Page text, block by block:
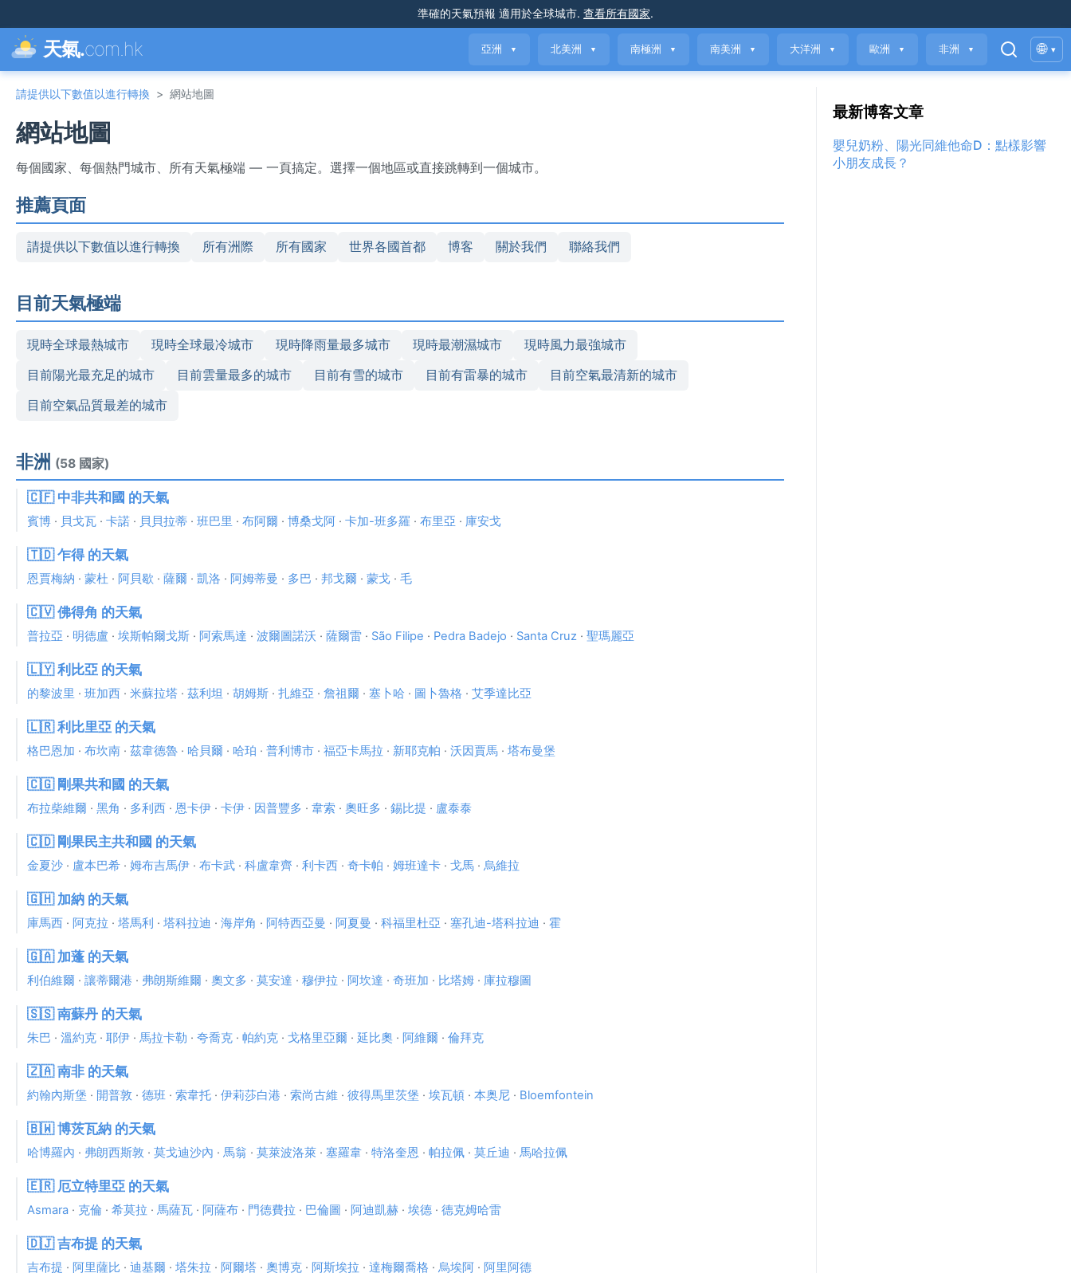
準確的天氣預報 適用於全球城市. 查看所有國家.
天氣.com.hk 亞洲 ▼ 北美洲 ▼ 南極洲 ▼ 南美洲 ▼ 大洋洲 ▼ 歐洲 ▼ 非洲 ▼ 🌐 ▾
請提供以下數值以進行轉換 > 網站地圖
網站地圖
每個國家、每個熱門城市、所有天氣極端 — 一頁搞定。選擇一個地區或直接跳轉到一個城市。
推薦頁面
請提供以下數值以進行轉換 所有洲際 所有國家 世界各國首都 博客 關於我們 聯絡我們
目前天氣極端
現時全球最熱城市 現時全球最冷城市 現時降雨量最多城市 現時最潮濕城市
現時風力最強城市
目前陽光最充足的城市
目前雲量最多的城市 目前有雪的城市 目前有雷暴的城市
目前空氣最清新的城市
目前空氣品質最差的城市
非洲 (58 國家)
🇨🇫 中非共和國 的天氣
賓博 · 貝戈瓦 · 卡諾 · 貝貝拉蒂 · 班巴里 · 布阿爾 · 博桑戈阿 · 卡加-班多羅 · 布里亞 · 庫安戈
🇹🇩 乍得 的天氣
恩賈梅納 · 蒙杜 · 阿貝歇 · 薩爾 · 凱洛 · 阿姆蒂曼 · 多巴 · 邦戈爾 · 蒙戈 · 毛
🇨🇻 佛得角 的天氣
普拉亞 · 明德盧 · 埃斯帕爾戈斯 · 阿索馬達 · 波爾圖諾沃 · 薩爾雷 · São Filipe · Pedra Badejo · Santa Cruz · 聖瑪麗亞
🇱🇾 利比亞 的天氣
的黎波里 · 班加西 · 米蘇拉塔 · 茲利坦 · 胡姆斯 · 扎維亞 · 詹祖爾 · 塞卜哈 · 圖卜魯格 · 艾季達比亞
🇱🇷 利比里亞 的天氣
格巴恩加 · 布坎南 · 茲韋德魯 · 哈貝爾 · 哈珀 · 普利博市 · 福亞卡馬拉 · 新耶克帕 · 沃因賈馬 · 塔布曼堡
🇨🇬 剛果共和國 的天氣
布拉柴維爾 · 黑角 · 多利西 · 恩卡伊 · 卡伊 · 因普豐多 · 韋索 · 奧旺多 · 錫比提 · 盧泰泰
🇨🇩 剛果民主共和國 的天氣
金夏沙 · 盧本巴希 · 姆布吉馬伊 · 布卡武 · 科盧韋齊 · 利卡西 · 奇卡帕 · 姆班達卡 · 戈馬 · 烏維拉
🇬🇭 加納 的天氣
庫馬西 · 阿克拉 · 塔馬利 · 塔科拉迪 · 海岸角 · 阿特西亞曼 · 阿夏曼 · 科福里杜亞 · 塞孔迪-塔科拉迪 · 霍
🇬🇦 加蓬 的天氣
利伯維爾 · 讓蒂爾港 · 弗朗斯維爾 · 奧文多 · 莫安達 · 穆伊拉 · 阿坎達 · 奇班加 · 比塔姆 · 庫拉穆圖
🇸🇸 南蘇丹 的天氣
朱巴 · 溫約克 · 耶伊 · 馬拉卡勒 · 夸喬克 · 帕約克 · 戈格里亞爾 · 延比奧 · 阿維爾 · 倫拜克
🇿🇦 南非 的天氣
約翰內斯堡 · 開普敦 · 德班 · 索韋托 · 伊莉莎白港 · 索尚古維 · 彼得馬里茨堡 · 埃瓦頓 · 本奥尼 · Bloemfontein
🇧🇼 博茨瓦納 的天氣
哈博羅內 · 弗朗西斯敦 · 莫戈迪沙內 · 馬翁 · 莫萊波洛萊 · 塞羅韋 · 特洛奎恩 · 帕拉佩 · 莫丘迪 · 馬哈拉佩
🇪🇷 厄立特里亞 的天氣
Asmara · 克倫 · 希莫拉 · 馬薩瓦 · 阿薩布 · 門德費拉 · 巴倫圖 · 阿迪凱赫 · 埃德 · 德克姆哈雷
🇩🇯 吉布提 的天氣
吉布提 · 阿里薩比 · 迪基爾 · 塔朱拉 · 阿爾塔 · 奧博克 · 阿斯埃拉 · 達梅爾喬格 · 烏埃阿 · 阿里阿德
最新博客文章
嬰兒奶粉、陽光同維他命D：點樣影響
小朋友成長？